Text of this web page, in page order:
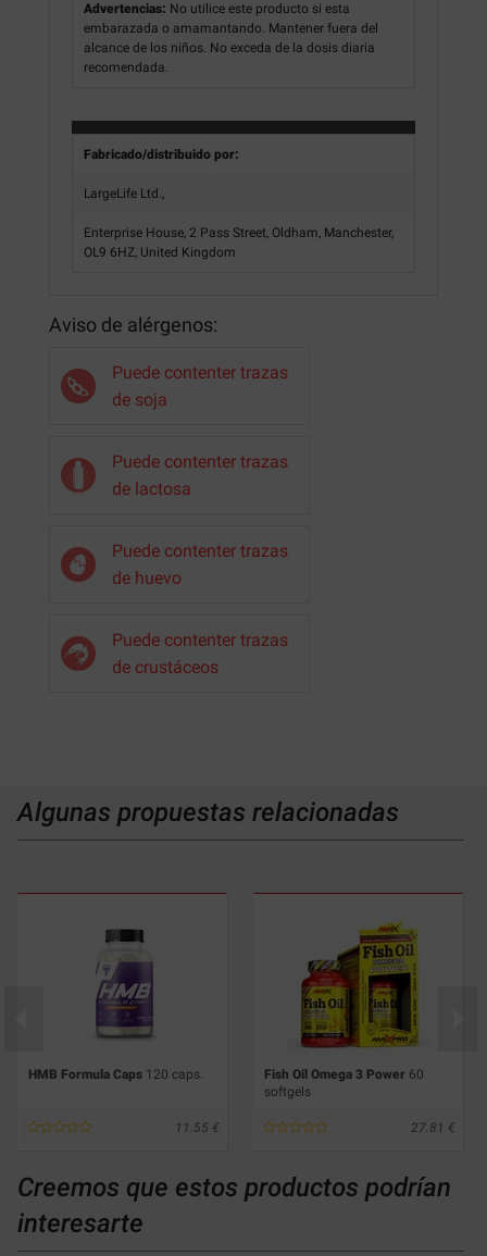
Advertencias: No utilice este producto si esta
embarazada o amamantando. Mantener fuera del
alcance de los niños. No exceda de la dosis diaria
recomendada.
Fabricado/distribuido por:
LargeLife Ltd.,
Enterprise House, 2 Pass Street, Oldham, Manchester,
OL9 6HZ, United Kingdom
Aviso de alérgenos:
Puede contenter trazas
de soja
Puede contenter trazas
de lactosa
Puede contenter trazas
de huevo
Puede contenter trazas
de crustáceos
Algunas propuestas relacionadas
HMB Formula Caps 120 caps.
11.55
Fish Oil Omega 3 Power 60
softgels
27.81
Creemos que estos productos podrían
interesarte